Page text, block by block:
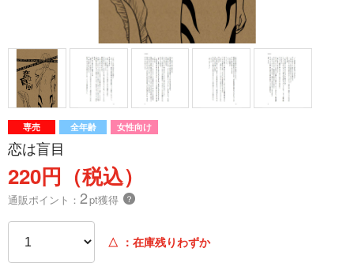
専売 全年齢 女性向け
恋は盲目
220円（税込）
通販ポイント： 2pt獲得 ？
△ ：在庫残りわずか